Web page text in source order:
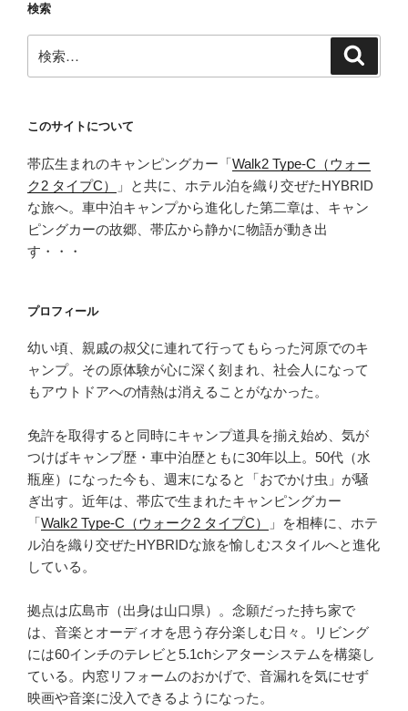
で
前
乗
り
中
旅。
フ
ェ
リ
ー
中
に
車
内
夕
食”
の
検索
索:
このサイトについて
帯広生まれのキャンピングカー「Walk2 Type‑C（ウォー
ク2 タイプC）
」と共に、ホテル泊を織り交ぜたHYBRID
な旅へ。車中泊キャンプから進化した第二章は、キャン
ピングカーの故郷、帯広から静かに物語が動き出
す・・・
プロフィール
幼い頃、親戚の叔父に連れて行ってもらった河原でのキ
ャンプ。その原体験が心に深く刻まれ、社会人になって
もアウトドアへの情熱は消えることがなかった。
免許を取得すると同時にキャンプ道具を揃え始め、気が
つけばキャンプ歴・車中泊歴ともに30年以上。50代（水
瓶座）になった今も、週末になると「おでかけ虫」が騒
ぎ出す。近年は、帯広で生まれたキャンピングカー
「Walk2 Type‑C（ウォーク2 タイプC）
」を相棒に、ホテ
ル泊を織り交ぜたHYBRIDな旅を愉しむスタイルへと進化
している。
拠点は広島市（出身は山口県）。念願だった持ち家で
は、音楽とオーディオを思う存分楽しむ日々。リビング
には60インチのテレビと5.1chシアターシステムを構築し
ている。内窓リフォームのおかげで、音漏れを気にせず
映画や音楽に没入できるようになった。